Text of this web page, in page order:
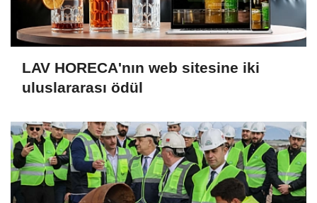
LAV HORECA'nın web sitesine iki
uluslararası ödül